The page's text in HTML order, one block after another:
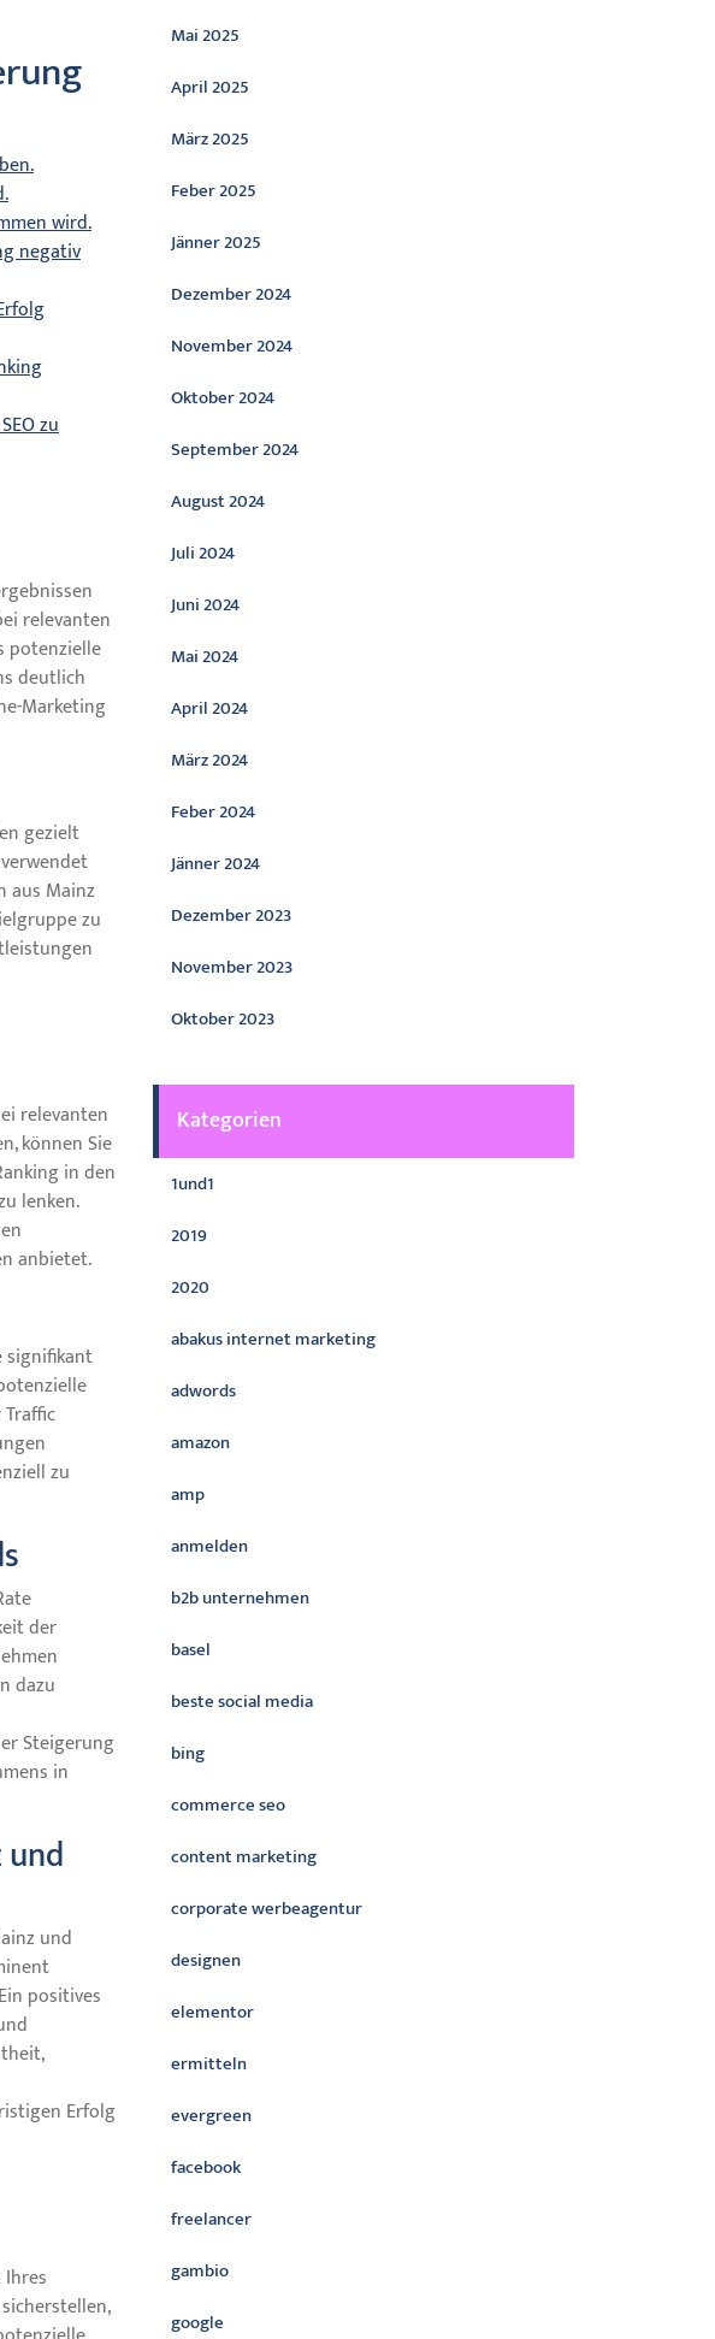
wird.
negativ
zu
relevanten
potenzielle
deutlich
Marketing
gezielt
aus Mainz
zu
relevanten
können Sie
in den
lenken.
anbietet.
signifikant
zu
der
dazu
Steigerung
in
und
positives
Erfolg
Mai 2025
April 2025
März 2025
Feber 2025
Jänner 2025
Dezember 2024
November 2024
Oktober 2024
September 2024
August 2024
Juli 2024
Juni 2024
Mai 2024
April 2024
März 2024
Feber 2024
Jänner 2024
Dezember 2023
November 2023
Oktober 2023
Kategorien
1und1
2019
2020
abakus internet marketing
adwords
amazon
amp
anmelden
b2b unternehmen
basel
beste social media
bing
commerce seo
content marketing
corporate werbeagentur
designen
elementor
ermitteln
evergreen
facebook
freelancer
gambio
google